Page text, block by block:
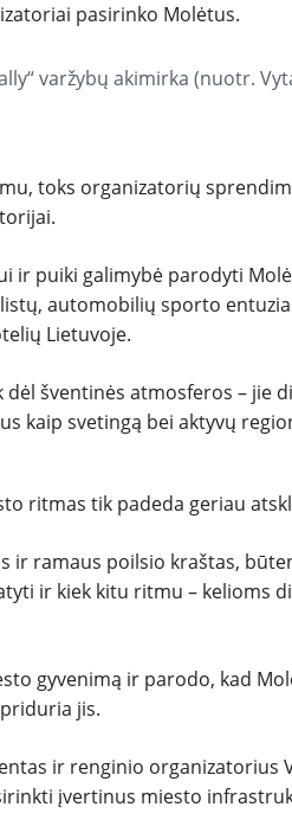
pasirinko Molėtus.
varžybų akimirka (nuotr.
toks organizatorių
ir puiki galimybė parodyti
automobilių sporto
Lietuvoje.
šventinės atmosferos – jie
kaip svetingą bei aktyvų
ritmas tik padeda geriau
ir ramaus poilsio kraštas,
ir kiek kitu ritmu – kelioms
gyvenimą ir parodo, kad
jis.
ir renginio organizatorius
įvertinus miesto